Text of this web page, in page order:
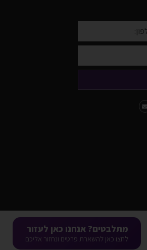
מתלבטים? אנחנו כאן לעזור
לחצו כאן להשארת פרטים ונחזור אליכם